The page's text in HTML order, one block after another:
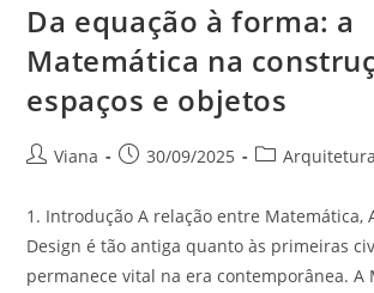
Da equação à forma: a
Matemática na
espaços e objetos
Viana 30/09/2025
1. Introdução A relação entre Matemática,
Design é tão antiga quanto às primeiras
permanece vital na era contemporânea. A